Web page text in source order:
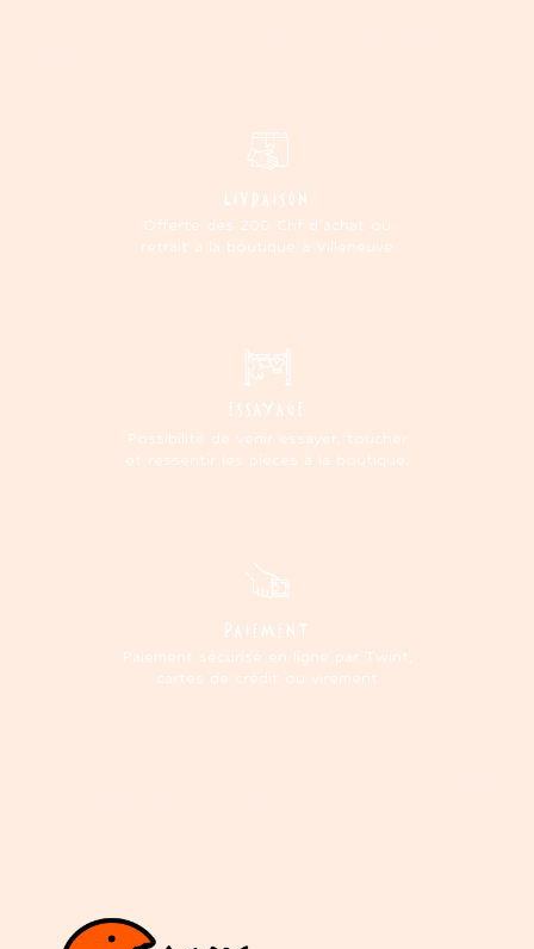
LIVRAISON
Offerte dès 200 Chf d'achat ou
retrait à la boutique à Villeneuve
ESSAYAGE
Possibilité de venir essayer, toucher
et ressentir les pièces à la boutique.
PAIEMENT
Paiement sécurisé en ligne par Twint,
cartes de crédit ou virement